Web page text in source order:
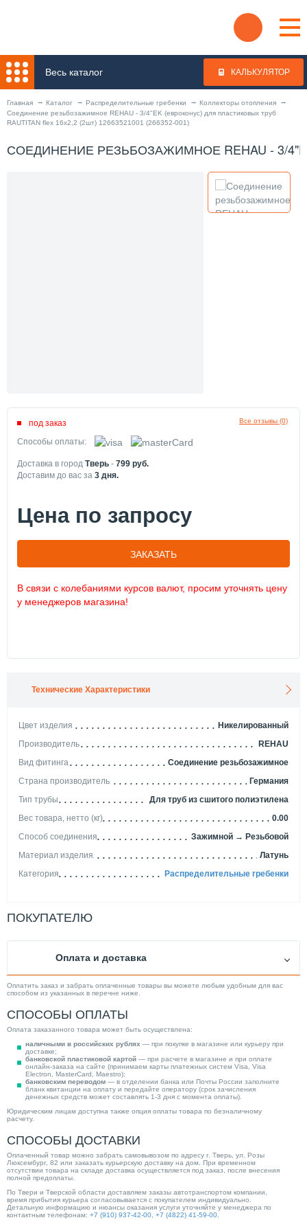
Весь каталог КАЛЬКУЛЯТОР
Главная Каталог Распределительные гребенки
Коллекторы отопления
Соединение резьбозажимное REHAU - 3/4"EK (евроконус) для пластиковых труб
RAUTITAN flex 16x2,2 (2шт) 12663521001 (266352-001)
СОЕДИНЕНИЕ РЕЗЬБОЗАЖИМНОЕ REHAU - 3/
Все отзывы (0)
под заказ
Способы оплаты:
Доставка в город Тверь - 799 руб.
Доставим до вас за 3 дня.
Цена по запросу
ЗАКАЗАТЬ
В связи с колебаниями курсов валют, просим уточнять цену
у менеджеров магазина!
Технические Характеристики
Цвет изделия
Никелированный
Производитель
REHAU
Вид фитинга
Соединение резьбозажимное
Страна производитель
Германия
Тип трубы
Для труб из сшитого полиэтилена
Вес товара, нетто (кг)
0.00
Способ соединения
Зажимной → Резьбовой
Материал изделия
Латунь
Категория
Распределительные гребенки
ПОКУПАТЕЛЮ
Оплата и доставка
Оплатить заказ и забрать оплаченные товары вы можете любым удобным для вас
способом из указанных в перечне ниже.
СПОСОБЫ ОПЛАТЫ
Оплата заказанного товара может быть осуществлена:
наличными в российских рублях — при покупке в магазине или курьеру при
доставке;
банковской пластиковой картой — при расчете в магазине и при оплате
онлайн-заказа на сайте (принимаем карты платежных систем Visa, Visa
Electron, MasterCard, Maestro);
банковским переводом — в отделении банка или Почты России заполните
бланк квитанции на оплату и передайте оператору (срок зачисления
денежных средств может составлять 1-3 дня с момента оплаты).
Юридическим лицам доступна также опция оплаты товара по безналичному
расчету.
СПОСОБЫ ДОСТАВКИ
Оплаченный товар можно забрать самовывозом по адресу г. Тверь, ул. Розы
Люксембург, 82 или заказать курьерскую доставку на дом. При временном
отсутствии товара на складе доставка осуществляется под заказ, после внесения
полной предоплаты.
По Твери и Тверской области доставляем заказы автотранспортом компании,
время прибытия курьера согласовывается с покупателем индивидуально.
Детальную информацию и нюансы оказания услуги уточняйте у менеджера по
контактным телефонам: +7 (910) 937-42-00 +7 (4822) 41-59-00